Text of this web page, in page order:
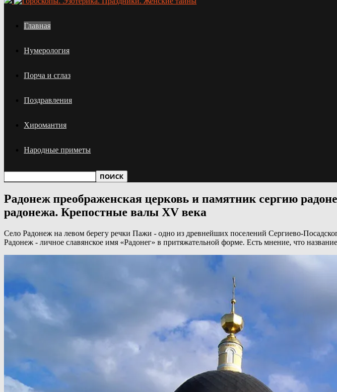
Главная
Нумерология
Порча и сглаз
Поздравления
Хиромантия
Народные приметы
Радонеж преображенская церковь и памятник сергию
радонежа. Крепостные валы XV века
Село Радонеж на левом берегу речки Пажи - одно из древнейших поселений Сергиево-
Радонеж - личное славянское имя «Радонег» в притяжательной форме. Есть мнение, что